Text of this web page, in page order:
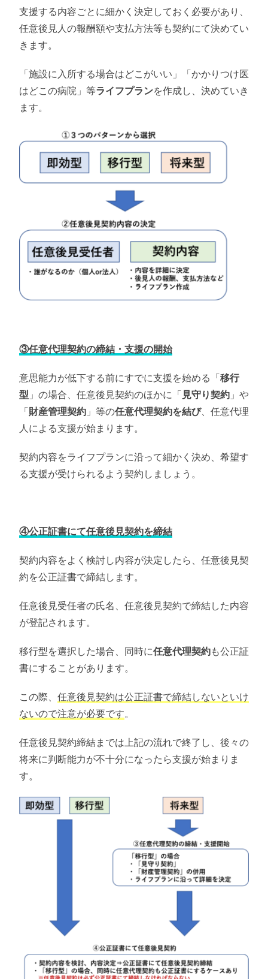
支援する内容ごとに細かく決定しておく必要があり、
任意後見人の報酬額や支払方法等も契約にて決めてい
きます。
「施設に入所する場合はどこがいい」「かかりつけ医
はどこの病院」等ライフプランを作成し、決めていき
ます。
③任意代理契約の締結・支援の開始
意思能力が低下する前にすでに支援を始める「移行
型 」の場合、任意後見契約のほかに「見守り契約 」や
「財産管理契約 」等の任意代理契約を結び、任意代理
人による支援が始まります。
契約内容をライフプランに沿って細かく決め、希望す
る支援が受けられるよう契約しましょう。
④公正証書にて任意後見契約を締結
契約内容をよく検討し内容が決定したら、任意後見契
約を公正証書で締結します。
任意後見受任者の氏名、任意後見契約で締結した内容
が登記されます。
移行型を選択した場合、同時に任意代理契約も公正証
書にすることがあります。
この際、 任意後見契約は公正証書で締結しないといけ
ないので注意が必要です。
任意後見契約締結までは上記の流れで終了し、後々の
将来に判断能力が不十分になったら支援が始まりま
す。